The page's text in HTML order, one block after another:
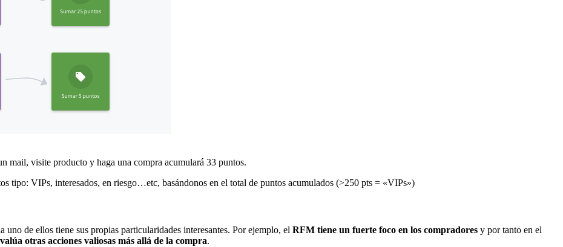
mail, visite producto y haga una compra acumulará 33 puntos.
tipo: VIPs, interesados, en riesgo…etc, basándonos en el total de puntos acumulados (>250 pts = «VIPs»)
de ellos tiene sus propias particularidades interesantes. Por ejemplo, el RFM tiene un fuerte foco en los compradores y por tanto en el
otras acciones valiosas más allá de la compra.